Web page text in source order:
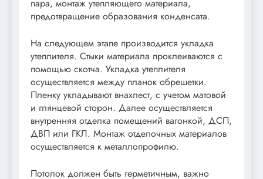
пара, монтаж утепляющего материала,
предотвращение образования конденсата.
На следующем этапе производится укладка
утеплителя. Стыки материала проклеиваются с
помощью скотча. Укладка утеплителя
осуществляется между планок обрешетки.
Пленку укладывают внахлест, с учетом матовой
и глянцевой сторон. Далее осуществляется
внутренняя отделка помещений вагонкой, ДСП,
ДВП или ГКЛ. Монтаж отделочных материалов
осуществляется к металлопрофилю.
Потолок должен быть герметичным, важно